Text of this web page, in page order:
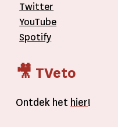
Twitter
YouTube
Spotify
🎥 TVeto
Ontdek het hier!